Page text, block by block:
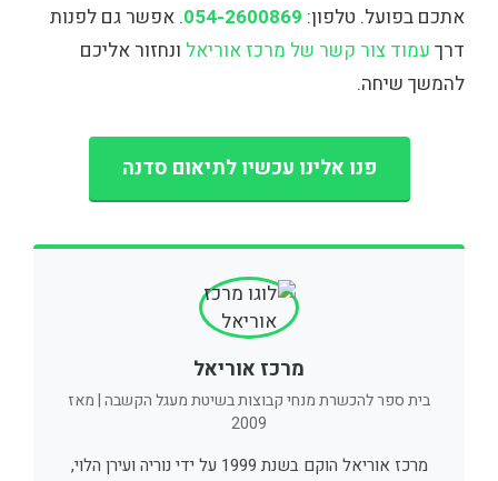
אתכם בפועל. טלפון: 054-2600869. אפשר גם לפנות
דרך עמוד צור קשר של מרכז אוריאל ונחזור אליכם
להמשך שיחה.
פנו אלינו עכשיו לתיאום סדנה
מרכז אוריאל
בית ספר להכשרת מנחי קבוצות בשיטת מעגל הקשבה | מאז
2009
מרכז אוריאל הוקם בשנת 1999 על ידי נוריה ועירן הלוי,